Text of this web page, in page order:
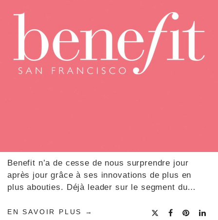
Benefit n’a de cesse de nous surprendre jour
après jour grâce à ses innovations de plus en
plus abouties. Déjà leader sur le segment du…
EN SAVOIR PLUS